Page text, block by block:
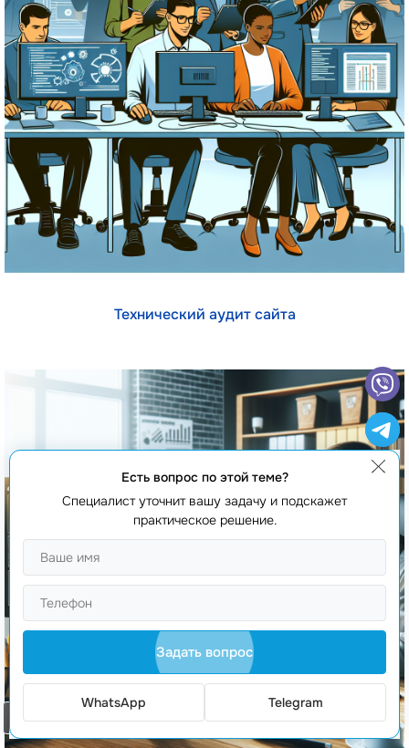
Технический аудит сайта
Есть вопрос по этой теме?
Специалист уточнит вашу задачу и подскажет
практическое решение.
Задать вопрос
WhatsApp Telegram
Заказать звонок